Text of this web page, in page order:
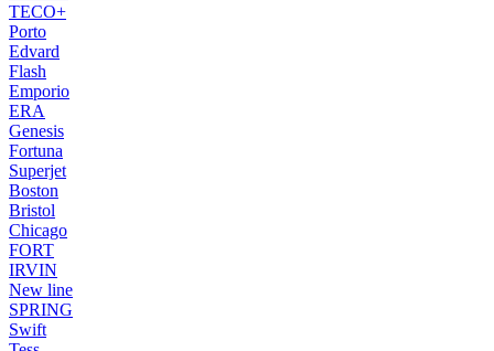
TECO+
Porto
Edvard
Flash
Emporio
ERA
Genesis
Fortuna
Superjet
Boston
Bristol
Chicago
FORT
IRVIN
New line
SPRING
Swift